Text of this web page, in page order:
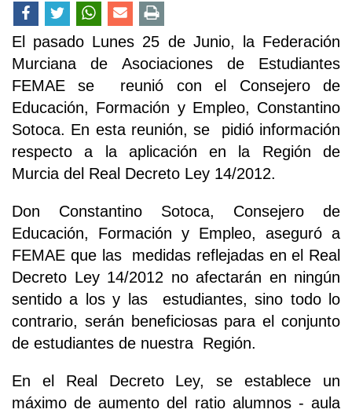
El pasado Lunes 25 de Junio, la Federación
Murciana de Asociaciones de Estudiantes
FEMAE se reunió con el Consejero de
Educación, Formación y Empleo, Constantino
Sotoca. En esta reunión, se pidió información
respecto a la aplicación en la Región de
Murcia del Real Decreto Ley 14/2012.
Don Constantino Sotoca, Consejero de
Educación, Formación y Empleo, aseguró a
FEMAE que las medidas reflejadas en el Real
Decreto Ley 14/2012 no afectarán en ningún
sentido a los y las estudiantes, sino todo lo
contrario, serán beneficiosas para el conjunto
de estudiantes de nuestra Región.
En el Real Decreto Ley, se establece un
máximo de aumento del ratio alumnos - aula